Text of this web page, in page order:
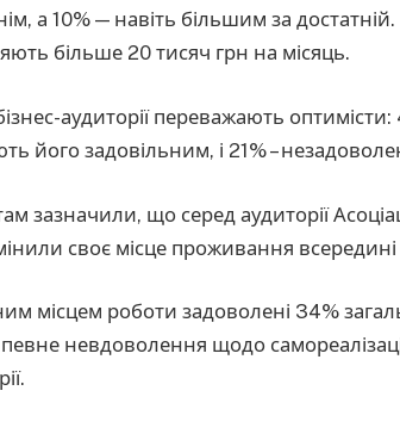
а 10% — навіть більшим за
більше 20 тисяч грн на місяць.
аудиторії переважають
його задовільним, і 21% –
зазначили, що серед аудиторії
своє місце проживання всередині
місцем роботи задоволені 34%
певне невдоволення щодо